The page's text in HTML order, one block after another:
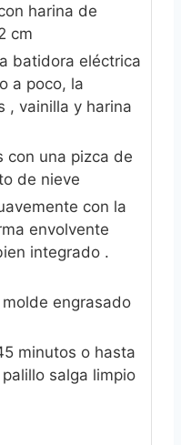
harina de
cm
batidora eléctrica
a poco, la
, vainilla y harina
con una pizca de
de nieve
con la
envolvente
integrado .
engrasado
minutos o hasta
salga limpio